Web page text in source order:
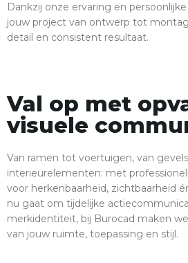
Dankzij onze ervaring en
jouw project van ontwerp tot
detail en consistent resultaat.
Val op met
visuele
Van ramen tot voertuigen, van
interieurelementen: met
voor herkenbaarheid, zichtbaarheid
nu gaat om tijdelijke
merkidentiteit, bij Burocad maken
van jouw ruimte, toepassing en stijl.